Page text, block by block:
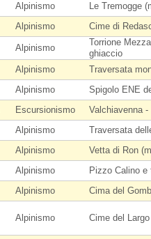
Alpinismo
Le Tremogge
Alpinismo Cime di
Alpinismo
Torrione
ghiaccio
Alpinismo
Traversata
Alpinismo
Spigolo ENE
Escursionismo
Valchiavenna -
Alpinismo
Traversata
Alpinismo
Vetta di Ron
Alpinismo
Pizzo Calino
Alpinismo
Cima del
Alpinismo Cime del